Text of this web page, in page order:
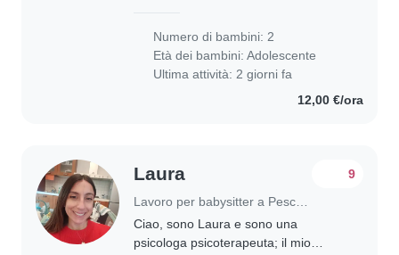
Numero di bambini: 2
Età dei bambini:Adolescente
Ultima attività: 2 giorni fa
12,00 €/ora
Laura 9
Ciao, sono Laura e sono una
psicologa psicoterapeuta; il mio